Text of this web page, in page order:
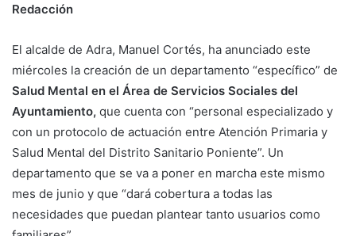
Redacción
El alcalde de Adra, Manuel Cortés, ha anunciado este
miércoles la creación de un departamento “específico” de
Salud Mental en el Área de Servicios Sociales del
Ayuntamiento, que cuenta con “personal especializado y
con un protocolo de actuación entre Atención Primaria y
Salud Mental del Distrito Sanitario Poniente”. Un
departamento que se va a poner en marcha este mismo
mes de junio y que “dará cobertura a todas las
necesidades que puedan plantear tanto usuarios como